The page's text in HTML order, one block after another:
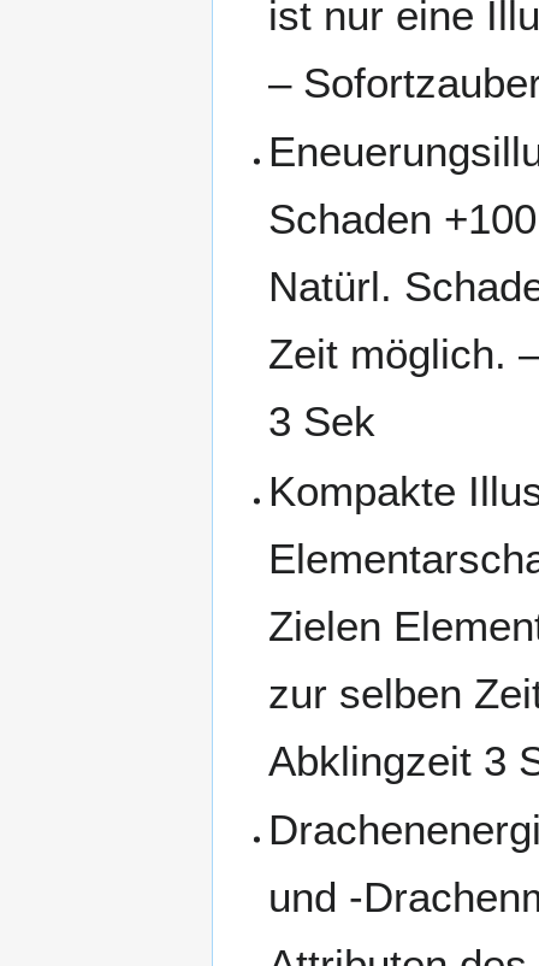
ist nur eine
–
Schaden
Natürl.
Zeit möglich.
3 Sek
Kompakte
Zielen
zur selben
Abklingzeit 3
und -